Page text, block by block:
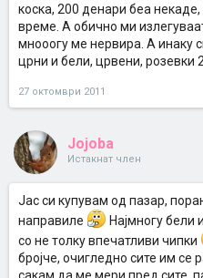
коска, 200 денари беа
време. А обично ми
мнооогу ме нервира. А инаку
црни и бели, црвени, розевки 2
27 октомври 2011
Jojoba
Истакнат член
Јас си купувам од пазар,
направиле
Најмногу бели
со не толку впечатливи чипки
бројче, очигледно сите им се